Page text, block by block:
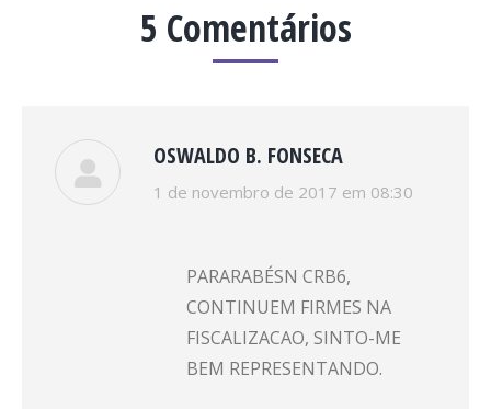
5 Comentários
OSWALDO B. FONSECA
disse:
1 de novembro de 2017 em 08:30
PARARABÉSN CRB6,
CONTINUEM FIRMES NA
FISCALIZACAO, SINTO-ME
BEM REPRESENTANDO.